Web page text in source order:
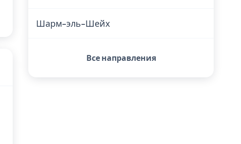
Шарм-эль-Шейх
Все направления